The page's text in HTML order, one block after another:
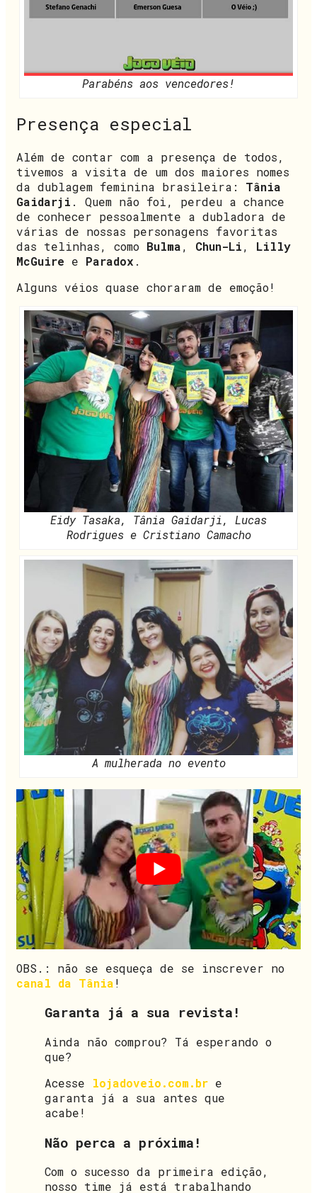
Parabéns aos vencedores!
Presença especial
Além de contar com a presença de todos,
tivemos a visita de um dos maiores nomes
da dublagem feminina brasileira: Tânia
Gaidarji . Quem não foi, perdeu a chance
de conhecer pessoalmente a dubladora de
várias de nossas personagens favoritas
das telinhas, como Bulma, Chun-Li, Lilly
McGuire e Paradox .
Alguns véios quase choraram de emoção!
Eidy Tasaka, Tânia Gaidarji, Lucas
Rodrigues e Cristiano Camacho
A mulherada no evento
OBS.: não se esqueça de se inscrever no
canal da Tânia!
Garanta já a sua revista!
Ainda não comprou? Tá esperando o
que?
Acesse lojadoveio.com.br e
garanta já a sua antes que
acabe!
Não perca a próxima!
Com o sucesso da primeira edição,
nosso time já está trabalhando